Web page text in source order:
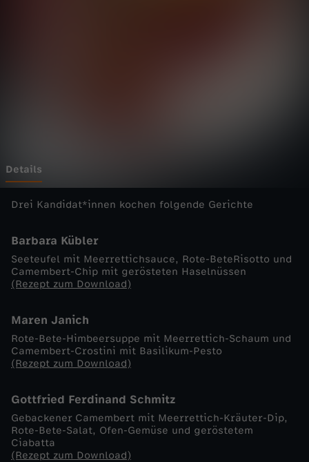
l
a
c
h
-
K
o
c
Details
Drei Kandidat*innen kochen folgende Gerichte
Barbara Kübler
Seeteufel mit Meerrettichsauce, Rote-BeteRisotto und
Camembert-Chip mit gerösteten Haselnüssen
(Rezept zum Download)
Maren Janich
Rote-Bete-Himbeersuppe mit Meerrettich-Schaum und
Camembert-Crostini mit Basilikum-Pesto
(Rezept zum Download)
Gottfried Ferdinand Schmitz
Gebackener Camembert mit Meerrettich-Kräuter-Dip,
Rote-Bete-Salat, Ofen-Gemüse und geröstetem
Ciabatta
(Rezept zum Download)